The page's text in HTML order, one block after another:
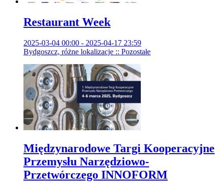
Restaurant Week
2025-03-04 00:00 - 2025-04-17 23:59
Bydgoszcz, różne lokalizacje :: Pozostałe
Międzynarodowe Targi Kooperacyjne
Przemysłu Narzędziowo-
Przetwórczego INNOFORM